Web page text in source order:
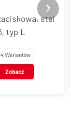
typu
LR, stal
Wariantów
Zobacz